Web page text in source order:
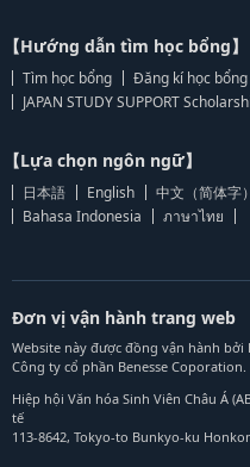
【Hướng dẫn tìm học bổng】
Tìm học bổng
Đăng kí học bổng
JAPAN STUDY SUPPORT
【Lựa chọn ngôn ngữ】
日本語 English 中文（简体字）
Bahasa Indonesia
ภาษาไทย
Đơn vị vận hành trang web
Website này được đồng vận hành bởi
Công ty cổ phần Benesse Coporation.
Hiệp hội Văn hóa Sinh Viên Châu Á
tế
113-8642, Tokyo-to Bunkyo-ku